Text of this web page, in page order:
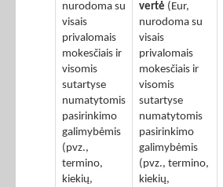
nurodoma su
visais
privalomais
mokesčiais ir
visomis
sutartyse
numatytomis
pasirinkimo
galimybėmis
(pvz.,
termino,
kiekių,
vertė (Eur,
nurodoma su
visais
privalomais
mokesčiais ir
visomis
sutartyse
numatytomis
pasirinkimo
galimybėmis
(pvz., termino,
kiekių,